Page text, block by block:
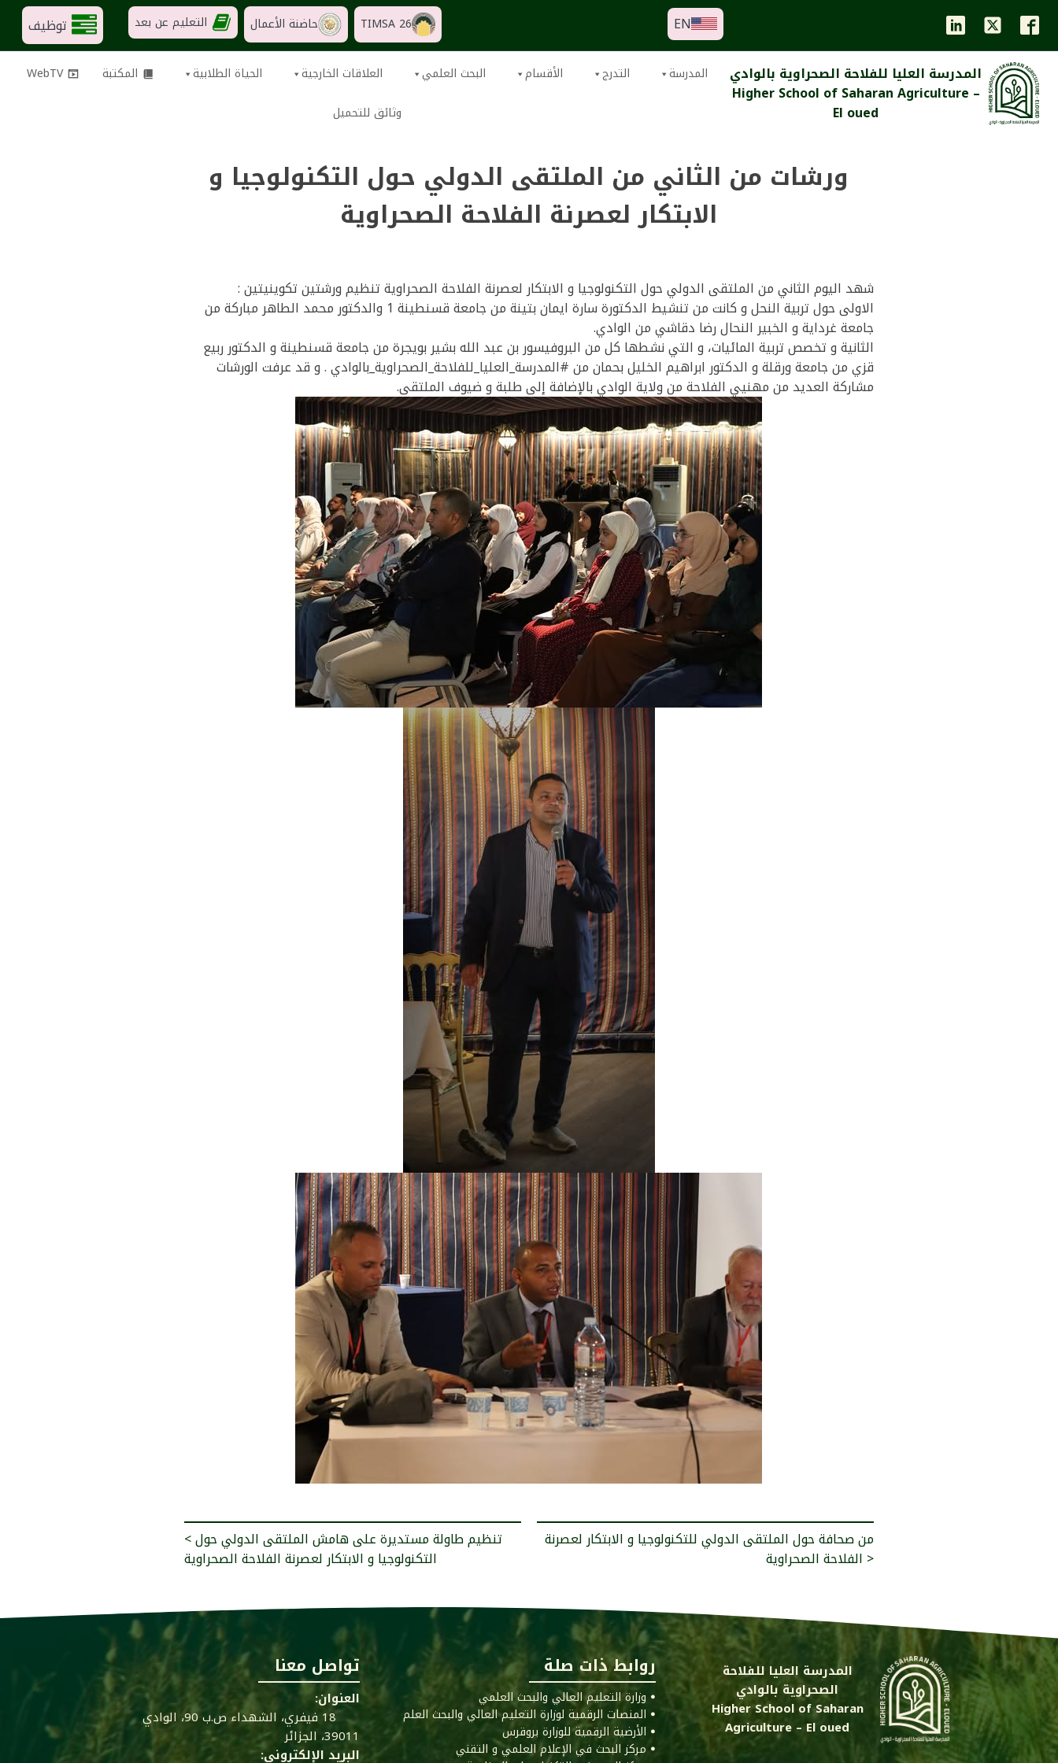
EN
TIMSA 26 حاضنة الأعمال التعليم عن بعد
توظيف
المدرسة العليا للفلاحة الصحراوية بالوادي
Higher School of Saharan Agriculture –
El oued
المدرسة التدرج الأقسام البحث العلمي العلاقات الخارجية الحياة الطلابية المكتبة
WebTV
وثائق للتحميل
ورشات من الثاني من الملتقى الدولي حول التكنولوجيا و
الابتكار لعصرنة الفلاحة الصحراوية
شهد اليوم الثاني من الملتقى الدولي حول التكنولوجيا و الابتكار لعصرنة الفلاحة الصحراوية تنظيم ورشتين تكوينيتين :
الاولى حول تربية النحل و كانت من تنشيط الدكتورة سارة ايمان بتينة من جامعة قسنطينة 1 والدكتور محمد الطاهر مباركة من
جامعة غرداية و الخبير النحال رضا دقاشي من الوادي.
الثانية و تخصص تربية المائيات، و التي نشطها كل من البروفيسور بن عبد الله بشير بويجرة من جامعة قسنطينة و الدكتور ربيع
قزي من جامعة ورقلة و الدكتور ابراهيم الخليل بحمان من #المدرسة_العليا_للفلاحة_الصحراوية_بالوادي . و قد عرفت الورشات
مشاركة العديد من مهنيي الفلاحة من ولاية الوادي بالإضافة إلى طلبة و ضيوف الملتقى.
< تنظيم طاولة مستديرة على هامش الملتقى الدولي حول
التكنولوجيا و الابتكار لعصرنة الفلاحة الصحراوية
من صحافة حول الملتقى الدولي للتكنولوجيا و الابتكار لعصرنة
الفلاحة الصحراوية >
المدرسة العليا للفلاحة
الصحراوية بالوادي
Higher School of Saharan
Agriculture – El oued
روابط ذات صلة
ꔷ وزارة التعليم العالي والبحث العلمي
ꔷ المنصات الرقمية لوزارة التعليم العالي والبحث العلم
ꔷ الأرضية الرقمية للوزارة بروقرس
ꔷ مركز البحث في الإعلام العلمي و التقني
تواصل معنا
العنوان:
18 فيفري، الشهداء ص.ب 90، الوادي
39011، الجزائر
البريد الإلكتروني: